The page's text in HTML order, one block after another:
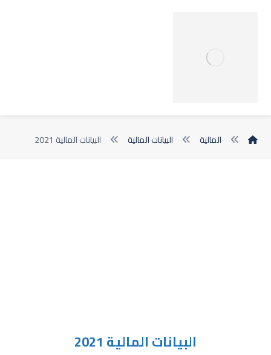
المالية البيانات المالية البيانات المالية 2021
البيانات المالية 2021